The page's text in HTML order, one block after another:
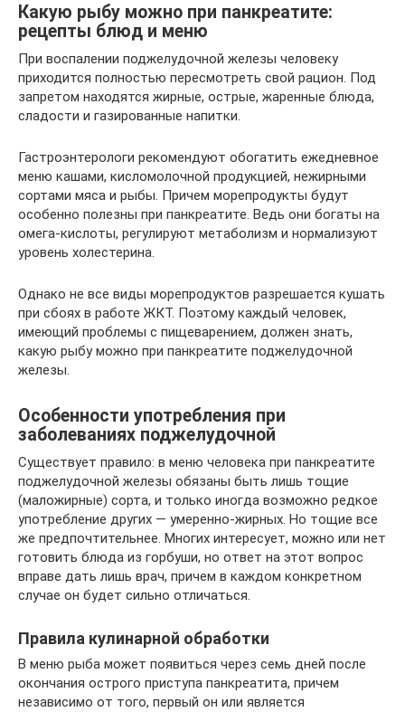
Какую рыбу можно при панкреатите:
рецепты блюд и меню
При воспалении поджелудочной железы человеку
приходится полностью пересмотреть свой рацион. Под
запретом находятся жирные, острые, жаренные блюда,
сладости и газированные напитки.
Гастроэнтерологи рекомендуют обогатить ежедневное
меню кашами, кисломолочной продукцией, нежирными
сортами мяса и рыбы. Причем морепродукты будут
особенно полезны при панкреатите. Ведь они богаты на
омега-кислоты, регулируют метаболизм и нормализуют
уровень холестерина.
Однако не все виды морепродуктов разрешается кушать
при сбоях в работе ЖКТ. Поэтому каждый человек,
имеющий проблемы с пищеварением, должен знать,
какую рыбу можно при панкреатите поджелудочной
железы.
Особенности употребления при
заболеваниях поджелудочной
Существует правило: в меню человека при панкреатите
поджелудочной железы обязаны быть лишь тощие
(маложирные) сорта, и только иногда возможно редкое
употребление других — умеренно-жирных. Но тощие все
же предпочтительнее. Многих интересует, можно или нет
готовить блюда из горбуши, но ответ на этот вопрос
вправе дать лишь врач, причем в каждом конкретном
случае он будет сильно отличаться.
Правила кулинарной обработки
В меню рыба может появиться через семь дней после
окончания острого приступа панкреатита, причем
независимо от того, первый он или является